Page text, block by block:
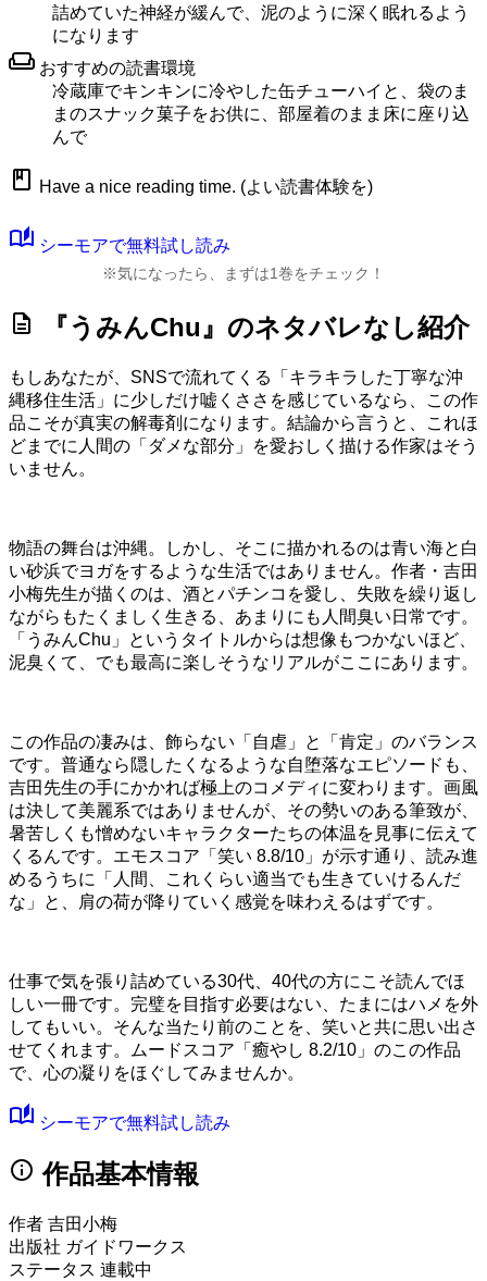
詰めていた神経が緩んで、泥のように深く眠れるよう
になります
weekend おすすめの読書環境
冷蔵庫でキンキンに冷やした缶チューハイと、袋のま
まのスナック菓子をお供に、部屋着のまま床に座り込
んで
book Have a nice reading time. (よい読書体験を)
auto_stories シーモアで無料試し読み
※気になったら、まずは1巻をチェック！
description 『うみんChu』のネタバレなし紹介
もしあなたが、SNSで流れてくる「キラキラした丁寧な沖
縄移住生活」に少しだけ嘘くささを感じているなら、この作
品こそが真実の解毒剤になります。結論から言うと、これほ
どまでに人間の「ダメな部分」を愛おしく描ける作家はそう
いません。
物語の舞台は沖縄。しかし、そこに描かれるのは青い海と白
い砂浜でヨガをするような生活ではありません。作者・吉田
小梅先生が描くのは、酒とパチンコを愛し、失敗を繰り返し
ながらもたくましく生きる、あまりにも人間臭い日常です。
「うみんChu」というタイトルからは想像もつかないほど、
泥臭くて、でも最高に楽しそうなリアルがここにあります。
この作品の凄みは、飾らない「自虐」と「肯定」のバランス
です。普通なら隠したくなるような自堕落なエピソードも、
吉田先生の手にかかれば極上のコメディに変わります。画風
は決して美麗系ではありませんが、その勢いのある筆致が、
暑苦しくも憎めないキャラクターたちの体温を見事に伝えて
くるんです。 エモスコア「笑い 8.8/10」 が示す通り、読み進
めるうちに「人間、これくらい適当でも生きていけるんだ
な」と、肩の荷が降りていく感覚を味わえるはずです。
仕事で気を張り詰めている30代、40代の方にこそ読んでほ
しい一冊です。完璧を目指す必要はない、たまにはハメを外
してもいい。そんな当たり前のことを、笑いと共に思い出さ
せてくれます。ムードスコア 「癒やし 8.2/10」 のこの作品
で、心の凝りをほぐしてみませんか。
auto_stories シーモアで無料試し読み
info 作品基本情報
作者 吉田小梅
出版社 ガイドワークス
ステータス 連載中